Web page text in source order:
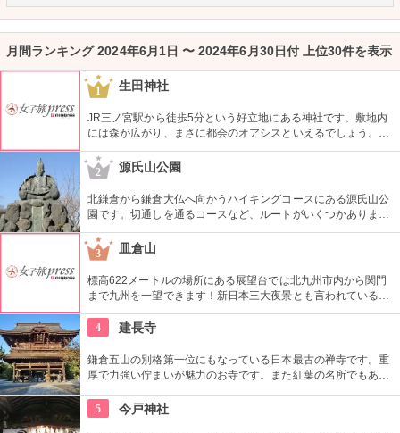
月間ランキング 2024年6月1日 〜 2024年6月30日付 上位30件を表示
1 生田神社
JR三ノ宮駅から徒歩5分という好立地にある神社です。敷地内
には森が広がり、まさに都会のオアシスといえるでしょう。恋
愛成就神社としても有名ですね。また、歌手が豆まきに参加し
たり、女優が結婚式を挙げたり、たびたびテレビなどで話題に
なります。
2 源氏山公園
北鎌倉から鎌倉大仏へ向かうハイキングコースにある源氏山公
園です。切通しを通るコースなど、ルートがいくつかありま
す。標高は約93メートルですが、コースに寄ってはかなり険し
い道を登る場合も。公園中央の頼朝像がシンボルです。
3 皿倉山
標高622メートルの場所にある展望台では北九州市内から関門
まで九州を一望できます！新日本三大夜景とも言われている北
九州自慢100億ドルの夜景も必見！皿倉山では常時イベントも
開催されていて、星空を眺める天体観測や、紅葉狩りを楽しみ
など、訪れる人に違った楽しみ方を提案してくれます。
4 建長寺
鎌倉五山の別格第一位にもなっている日本最古の禅寺です。重
厚で力強い佇まいが魅力のお寺です。また紅葉の名所でもあ
めの1つ。静かなお堂で自分の呼吸の音だけに耳を傾け、無心
の境地を目指します。
5 今戸神社